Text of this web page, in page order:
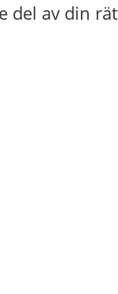
del av din